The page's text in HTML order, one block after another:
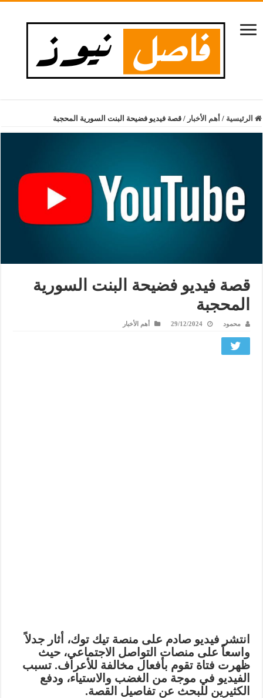
الرئيسية / أهم الأخبار / قصة فيديو فضيحة البنت السورية المحجبة
قصة فيديو فضيحة البنت السورية
المحجبة
محمود 29/12/2024 أهم الأخبار
انتشر فيديو صادم على منصة تيك توك، أثار جدلاً
واسعاً على منصات التواصل الاجتماعي، حيث
ظهرت فتاة تقوم بأفعال مخالفة للأعراف. تسبب
الفيديو في موجة من الغضب والاستياء، ودفع
الكثيرين للبحث عن تفاصيل القصة.